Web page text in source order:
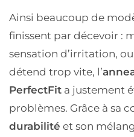
Ainsi beaucoup de
finissent par décevoir :
sensation d’irritation,
détend trop vite, l’
PerfectFit a justement
problèmes. Grâce à sa
durabilité et son